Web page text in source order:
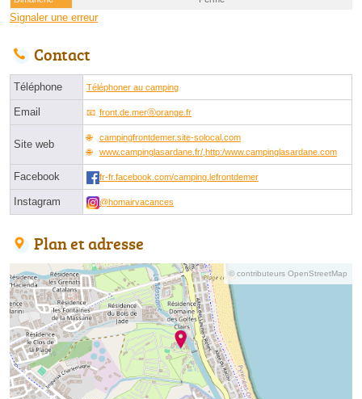
Signaler une erreur
Contact
Téléphone Téléphoner au camping
Email front.de.merⓐorange.fr
Site web
campingfrontdemer.site-solocal.com
www.campinglasardane.fr/,http:/www.campinglasardane.com
Facebook fr-fr.facebook.com/camping.lefrontdemer
Instagram @homairvacances
Plan et adresse
© contributeurs OpenStreetMap